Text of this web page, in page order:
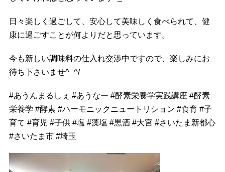
日々楽しく過ごして、安心して美味しく食べられて、健
康に過ごすことが何よりだと思っています。
今も新しい調味料の仕入れ交渉中ですので、楽しみにお
待ち下さいませ^_^/
#あうんまるしぇ #あうなー #酵素栄養学実践講座 #酵素
栄養学 #酵素 #ハーモニックニュートリション #食育 #子
育て #育児 #子供 #塩 #藻塩 #黒酒 #大宮 #さいたま新都心
#さいたま市 #埼玉